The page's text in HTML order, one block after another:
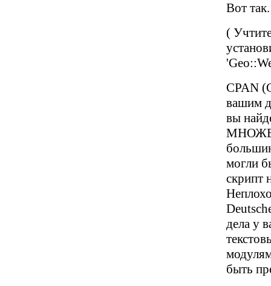
Вот
(
CPAN
вашим
вы
могли
скрипт
дела у
быть